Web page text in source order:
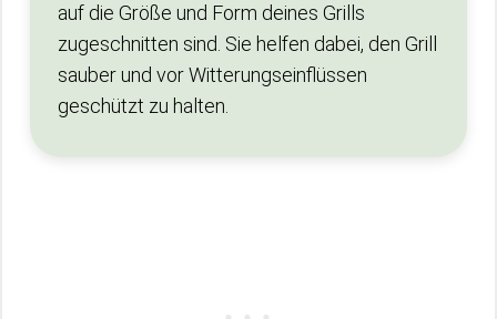
auf die Größe und Form deines Grills
zugeschnitten sind. Sie helfen dabei, den Grill
sauber und vor Witterungseinflüssen
geschützt zu halten.